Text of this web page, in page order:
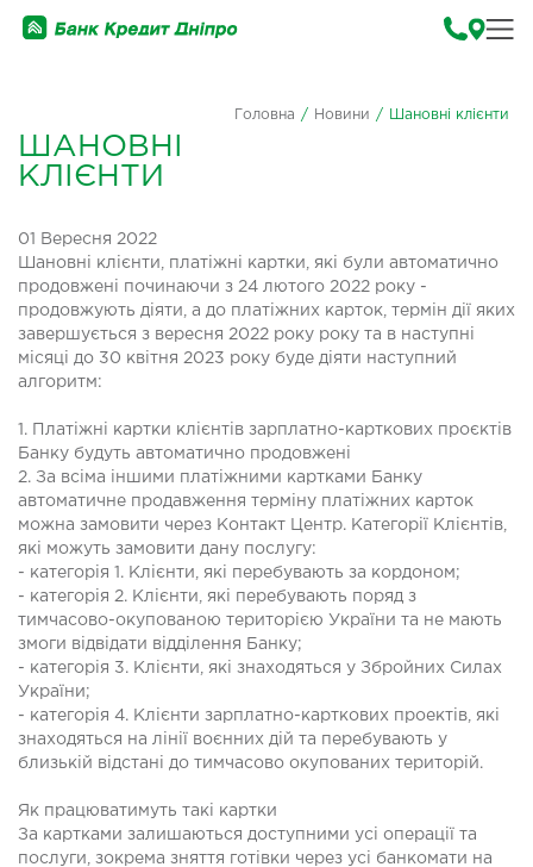
Головна / Новини / Шановні клієнти
ШАНОВНІ
КЛІЄНТИ
01 Вересня 2022
Шановні клієнти, платіжні картки, які були автоматично
продовжені починаючи з 24 лютого 2022 року -
продовжують діяти, а до платіжних карток, термін дії яких
завершується з вересня 2022 року року та в наступні
місяці до 30 квітня 2023 року буде діяти наступний
алгоритм:
1. Платіжні картки клієнтів зарплатно-карткових проєктів
Банку будуть автоматично продовжені
2. За всіма іншими платіжними картками Банку
автоматичне продавження терміну платіжних карток
можна замовити через Контакт Центр. Категорії Клієнтів,
які можуть замовити дану послугу:
- категорія 1. Клієнти, які перебувають за кордоном;
- категорія 2. Клієнти, які перебувають поряд з
тимчасово-окупованою територією України та не мають
змоги відвідати відділення Банку;
- категорія 3. Клієнти, які знаходяться у Збройних Силах
України;
- категорія 4. Клієнти зарплатно-карткових проектів, які
знаходяться на лінії воєнних дій та перебувають у
близькій відстані до тимчасово окупованих територій.
Як працюватимуть такі картки
За картками залишаються доступними усі операції та
послуги, зокрема зняття готівки через усі банкомати на